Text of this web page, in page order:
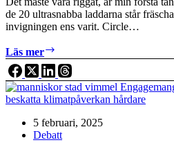
de 20 ultrasnabba laddarna står
invigningen ens varit. Circle…
Läs mer
snabbladdarmacken
invigd
–
Circle
i
Järna
5 februari, 2025
Debatt